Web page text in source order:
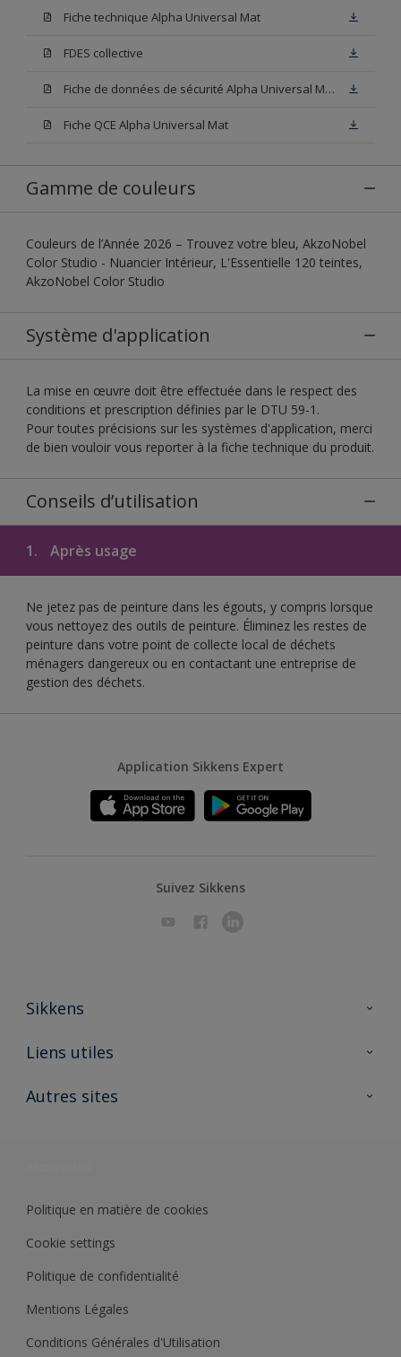
Fiche technique Alpha Universal Mat
FDES collective
Fiche de données de sécurité Alpha Universal Mat Base W05
Fiche QCE Alpha Universal Mat
Gamme de couleurs
Couleurs de l’Année 2026 – Trouvez votre bleu, AkzoNobel
Color Studio - Nuancier Intérieur, L'Essentielle 120 teintes,
AkzoNobel Color Studio
Système d'application
La mise en œuvre doit être effectuée dans le respect des
conditions et prescription définies par le DTU 59-1.
Pour toutes précisions sur les systèmes d'application, merci
de bien vouloir vous reporter à la fiche technique du produit.
Conseils d’utilisation
1. Après usage
Ne jetez pas de peinture dans les égouts, y compris lorsque
vous nettoyez des outils de peinture. Éliminez les restes de
peinture dans votre point de collecte local de déchets
ménagers dangereux ou en contactant une entreprise de
gestion des déchets.
Application Sikkens Expert
Suivez Sikkens
Sikkens
A propos de Sikkens
Liens utiles
Ouvrir un magasin PASS
Autres sites
Politique en matière de cookies
Cookie settings
Politique de confidentialité
Mentions Légales
Conditions Générales d'Utilisation